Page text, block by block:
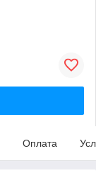
Оплата